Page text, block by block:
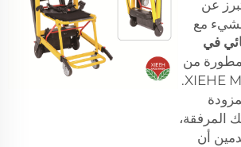
عن
مع
في
من
قبل XIEHE MEDICAL.
المرفقة،
أن